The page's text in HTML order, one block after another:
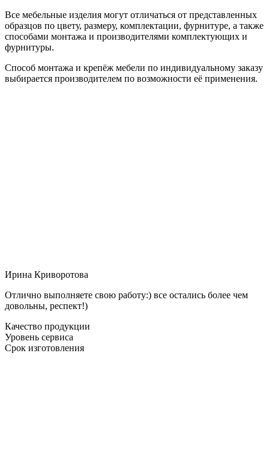
Все мебельные изделия могут отличаться от представленных
образцов по цвету, размеру, комплектации, фурнитуре, а также
способами монтажа и производителями комплектующих и
фурнитуры.
Способ монтажа и крепёж мебели по индивидуальному заказу
выбирается производителем по возможности её применения.
Ирина Криворотова
Отлично выполняете свою работу:) все остались более чем
довольны, респект!)
Качество продукции
Уровень сервиса
Срок изготовления